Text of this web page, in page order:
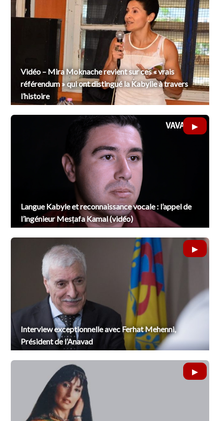
Vidéo – Mira Moknache revient sur ces « vrais
référendum » qui ont distingué la Kabylie à travers
l’histoire
Langue Kabyle et reconnaissance vocale : l’appel de
l’ingénieur Mesṭafa Kamal (vidéo)
Interview exceptionnelle avec Ferhat Mehenni,
Président de l’Anavad